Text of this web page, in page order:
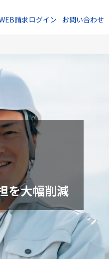
請求ログイン お問い合わせ
を大幅削減